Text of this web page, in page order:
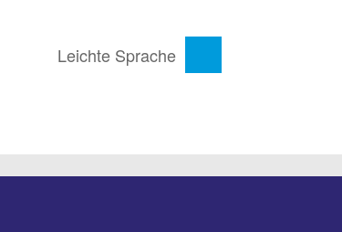
Leichte Sprache